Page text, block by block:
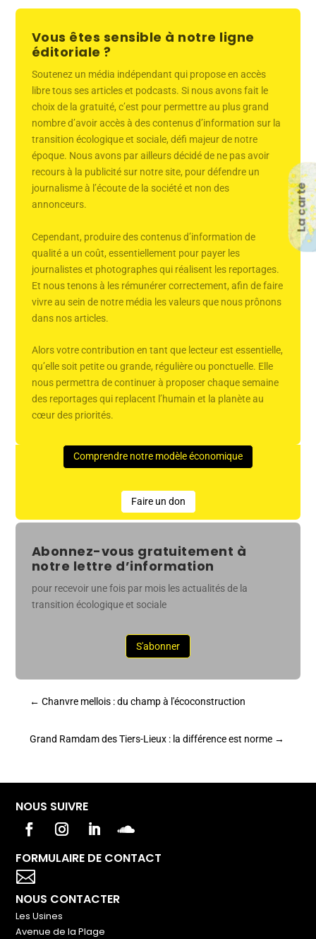
La carte
Vous êtes sensible à notre ligne
éditoriale ?
Soutenez un média indépendant qui propose en accès
libre tous ses articles et podcasts. Si nous avons fait le
choix de la gratuité, c’est pour permettre au plus grand
nombre d’avoir accès à des contenus d’information sur la
transition écologique et sociale, défi majeur de notre
époque. Nous avons par ailleurs décidé de ne pas avoir
recours à la publicité sur notre site, pour défendre un
journalisme à l’écoute de la société et non des
annonceurs.
Cependant, produire des contenus d’information de
qualité a un coût, essentiellement pour payer les
journalistes et photographes qui réalisent les reportages.
Et nous tenons à les rémunérer correctement, afin de faire
vivre au sein de notre média les valeurs que nous prônons
dans nos articles.
Alors votre contribution en tant que lecteur est essentielle,
qu’elle soit petite ou grande, régulière ou ponctuelle. Elle
nous permettra de continuer à proposer chaque semaine
des reportages qui replacent l’humain et la planète au
cœur des priorités.
Comprendre notre modèle économique
Faire un don
Abonnez-vous gratuitement à
notre lettre d’information
pour recevoir une fois par mois les actualités de la
transition écologique et sociale
S'abonner
←Chanvre mellois : du champ à l'écoconstruction
Grand Ramdam des Tiers-Lieux : la différence est norme →
NOUS SUIVRE
FORMULAIRE DE CONTACT

NOUS CONTACTER
Les Usines
Avenue de la Plage